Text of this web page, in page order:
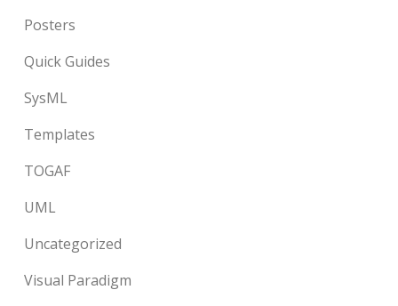
Posters
Quick Guides
SysML
Templates
TOGAF
UML
Uncategorized
Visual Paradigm